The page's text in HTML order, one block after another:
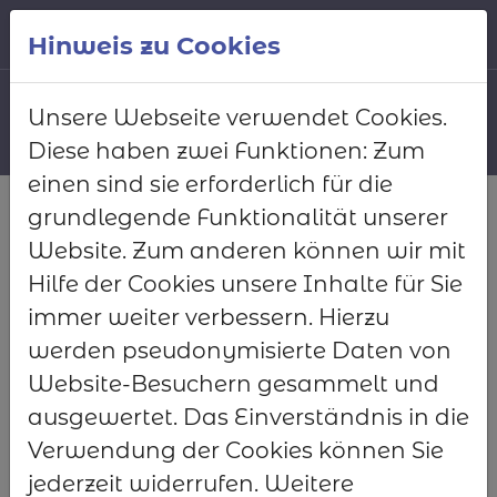
Zum Hauptinhalt springen
Sie sind hier:
quicko.software Ratgeber CMS
CMS
Was ist ein CMS?
CMS ist das Akronym für engl.
Content-Management-System.
Hinweis zu Cookies
Unsere Webseite verwendet Cookies.
Diese haben zwei Funktionen: Zum
einen sind sie erforderlich für die
grundlegende Funktionalität unserer
Website. Zum anderen können wir mit
Hilfe der Cookies unsere Inhalte für Sie
immer weiter verbessern. Hierzu
werden pseudonymisierte Daten von
Website-Besuchern gesammelt und
ausgewertet. Das Einverständnis in die
Verwendung der Cookies können Sie
jederzeit widerrufen. Weitere